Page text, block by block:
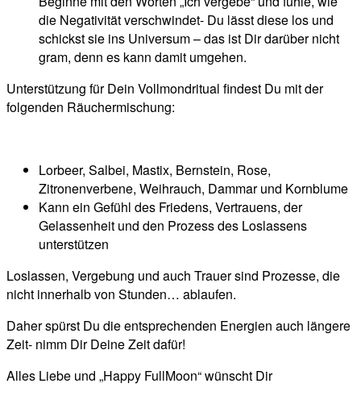
die Negativität verschwindet- Du lässt diese los und
schickst sie ins Universum – das ist Dir darüber nicht
gram, denn es kann damit umgehen.
Unterstützung für Dein Vollmondritual findest Du mit der
folgenden Räuchermischung:
Lorbeer, Salbei, Mastix, Bernstein, Rose,
Zitronenverbene, Weihrauch, Dammar und Kornblume
Kann ein Gefühl des Friedens, Vertrauens, der
Gelassenheit und den Prozess des Loslassens
unterstützen
Loslassen, Vergebung und auch Trauer sind Prozesse, die
nicht innerhalb von Stunden… ablaufen.
Daher spürst Du die entsprechenden Energien auch längere
Zeit- nimm Dir Deine Zeit dafür!
Alles Liebe und „Happy FullMoon“ wünscht Dir